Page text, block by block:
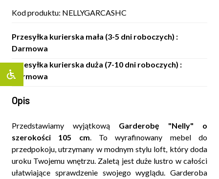
Kod produktu: NELLYGARCASHC
Przesyłka kurierska mała (3-5 dni roboczych) :
Darmowa
Przesyłka kurierska duża (7-10 dni roboczych) :
Darmowa
Opis
Przedstawiamy wyjątkową Garderobę "Nelly" o
szerokości 105 cm. To wyrafinowany mebel do
przedpokoju, utrzymany w modnym stylu loft, który doda
uroku Twojemu wnętrzu. Zaletą jest duże lustro w całości
ułatwiające sprawdzenie swojego wyglądu. Garderoba